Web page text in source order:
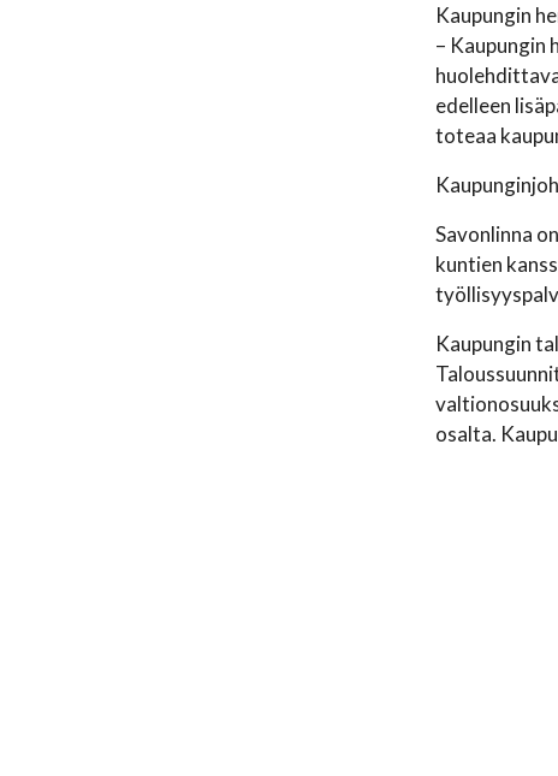
Kaupungin
– Kaupungin
edelleen
toteaa
Savonlinna
kuntien
Kaupungin
osalta.